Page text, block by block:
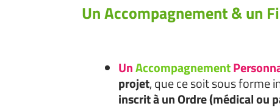
Un Accompagnement & un
UnAccompagnement
projet, que ce soit sous forme
inscrit à un Ordre (médical ou